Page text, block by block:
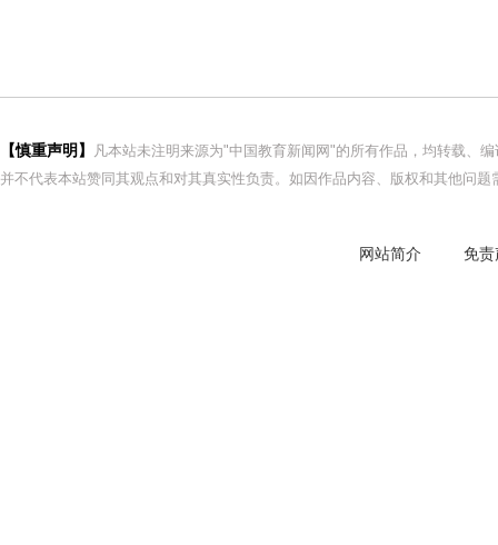
【慎重声明】
凡本站未注明来源为"中国教育新闻网"的所有作品，均转载、
并不代表本站赞同其观点和对其真实性负责。如因作品内容、版权和其他问
网站简介 免责